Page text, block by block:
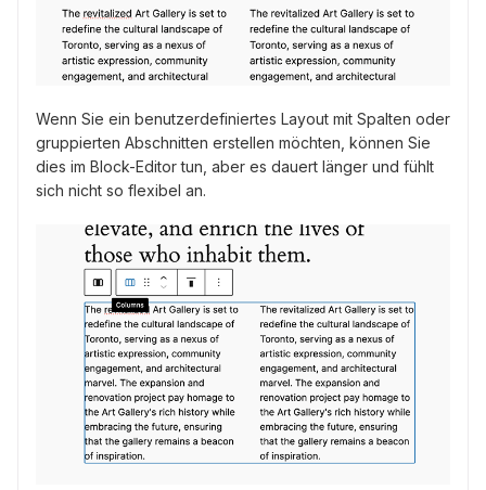
Wenn Sie ein benutzerdefiniertes Layout mit Spalten oder
gruppierten Abschnitten erstellen möchten, können Sie
dies im Block-Editor tun, aber es dauert länger und fühlt
sich nicht so flexibel an.